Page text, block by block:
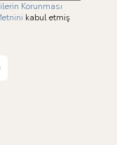
Korunması
kabul etmiş